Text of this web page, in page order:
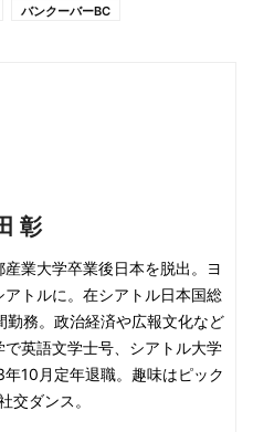
バンクーバーBC
彰
業大学卒業後日本を脱出。ヨ
トルに。在シアトル日本国総
務。政治経済や広報文化など
英語文学士号、シアトル大学
10月定年退職。趣味はピック
交ダンス。